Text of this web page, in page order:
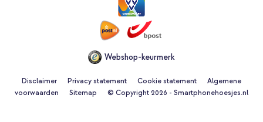
Webshop-keurmerk
Disclaimer Privacy statement Cookie statement
Algemene
voorwaarden
Sitemap © Copyright 2026 - Smartphonehoesjes.nl